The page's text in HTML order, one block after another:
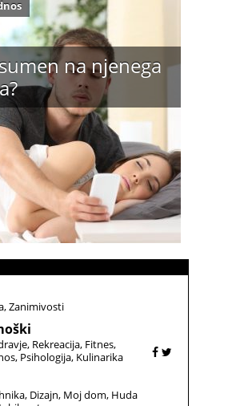
na njenega
Zanimivosti
Rekreacija Fitnes
Psihologija Kulinarika
Dizajn Moj dom Huda